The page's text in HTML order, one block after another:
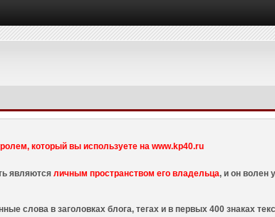
который вы используете на www.kp40.ru
являютсяличным пространством его владельца, и он волен
слова в заголовках блога, тегах и в первых 400 знаках